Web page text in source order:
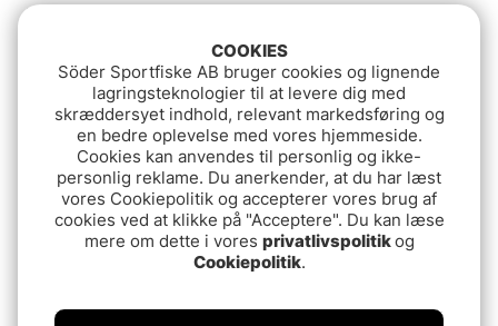
Troutland Leash Recoil
54.90 DKK
89.90 DKK
COOKIES
Söder Sportfiske AB bruger cookies og lignende
lagringsteknologier til at levere dig med
skræddersyet indhold, relevant markedsføring og
en bedre oplevelse med vores hjemmeside.
Cookies kan anvendes til personlig og ikke-
personlig reklame. Du anerkender, at du har læst
vores Cookiepolitik og accepterer vores brug af
cookies ved at klikke på "Acceptere". Du kan læse
mere om dette i vores privatlivspolitikog
Cookiepolitik.